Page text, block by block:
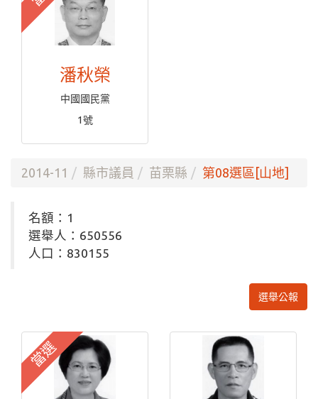
潘秋榮
中國國民黨
1號
2014-11 縣市議員 苗栗縣 第08選區[山地]
名額：1
選舉人：650556
人口：830155
選舉公報
當選